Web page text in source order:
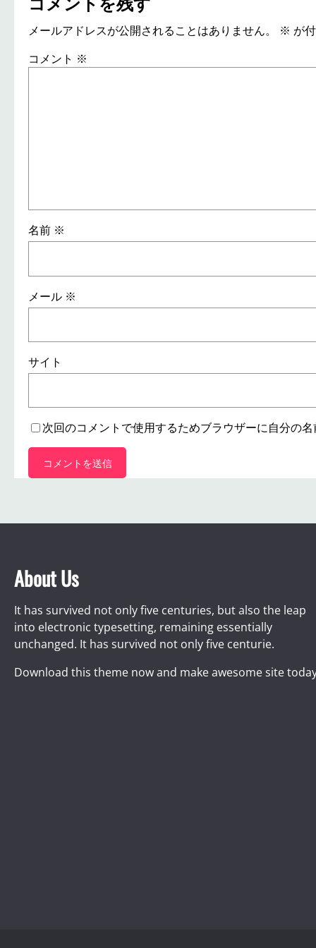
メールアドレスが公開されることはありません。 ※ が
コメント ※
名前 ※
メール ※
サイト
次回のコメントで使用するためブラウザーに自分の
About Us
It has survived not only five centuries, but also the leap
into electronic typesetting, remaining essentially
unchanged. It has survived not only five centurie.
Download this theme now and make awesome site